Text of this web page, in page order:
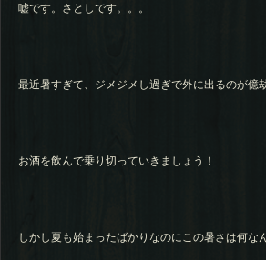
嘘です。さとしです。。。
最近暑すぎて、ジメジメし過ぎで外に出るのが億
お酒を飲んで乗り切っていきましょう！
しかし夏も始まったばかりなのにこの暑さは何な